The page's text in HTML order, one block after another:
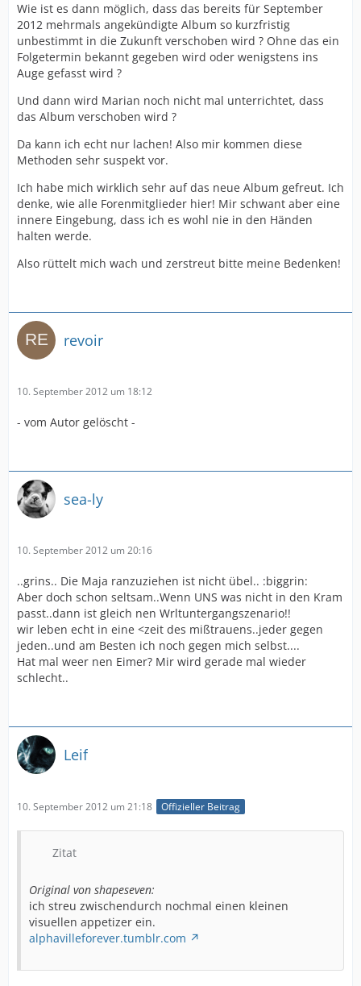
Wie ist es dann möglich, dass das bereits für September
2012 mehrmals angekündigte Album so kurzfristig
unbestimmt in die Zukunft verschoben wird ? Ohne das ein
Folgetermin bekannt gegeben wird oder wenigstens ins
Auge gefasst wird ?
Und dann wird Marian noch nicht mal unterrichtet, dass
das Album verschoben wird ?
Da kann ich echt nur lachen! Also mir kommen diese
Methoden sehr suspekt vor.
Ich habe mich wirklich sehr auf das neue Album gefreut. Ich
denke, wie alle Forenmitglieder hier! Mir schwant aber eine
innere Eingebung, dass ich es wohl nie in den Händen
halten werde.
Also rüttelt mich wach und zerstreut bitte meine Bedenken!
revoir
10. September 2012 um 18:12
- vom Autor gelöscht -
sea-ly
10. September 2012 um 20:16
..grins.. Die Maja ranzuziehen ist nicht übel.. :biggrin:
Aber doch schon seltsam..Wenn UNS was nicht in den Kram
passt..dann ist gleich nen Wrltuntergangszenario!!
wir leben echt in eine <zeit des mißtrauens..jeder gegen
jeden..und am Besten ich noch gegen mich selbst....
Hat mal weer nen Eimer? Mir wird gerade mal wieder
schlecht..
Leif
10. September 2012 um 21:18 Offizieller Beitrag
Zitat
Original von shapeseven:
ich streu zwischendurch nochmal einen kleinen
visuellen appetizer ein.
alphavilleforever.tumblr.com